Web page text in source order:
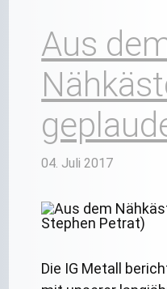
Aus
04. Juli 2017
Die IG Metall